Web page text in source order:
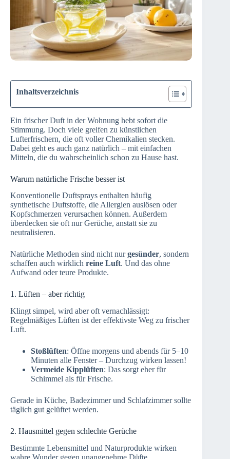
Inhaltsverzeichnis
Ein frischer Duft in der Wohnung hebt sofort die
Stimmung. Doch viele greifen zu künstlichen
Lufterfrischern, die oft voller Chemikalien stecken.
Dabei geht es auch ganz natürlich – mit einfachen
Mitteln, die du wahrscheinlich schon zu Hause hast.
Warum natürliche Frische besser ist
Konventionelle Duftsprays enthalten häufig
synthetische Duftstoffe, die Allergien auslösen oder
Kopfschmerzen verursachen können. Außerdem
überdecken sie oft nur Gerüche, anstatt sie zu
neutralisieren.
Natürliche Methoden sind nicht nurgesünder, sondern
schaffen auch wirklich reine Luft. Und das ohne
Aufwand oder teure Produkte.
1. Lüften – aber richtig
Klingt simpel, wird aber oft vernachlässigt:
Regelmäßiges Lüften ist der effektivste Weg zu frischer
Luft.
Stoßlüften: Öffne morgens und abends für 5–10
Minuten alle Fenster – Durchzug wirken lassen!
Vermeide Kipplüften: Das sorgt eher für
Schimmel als für Frische.
Gerade in Küche, Badezimmer und Schlafzimmer sollte
täglich gut gelüftet werden.
2. Hausmittel gegen schlechte Gerüche
Bestimmte Lebensmittel und Naturprodukte wirken
wahre Wunder gegen unangenehme Düfte.